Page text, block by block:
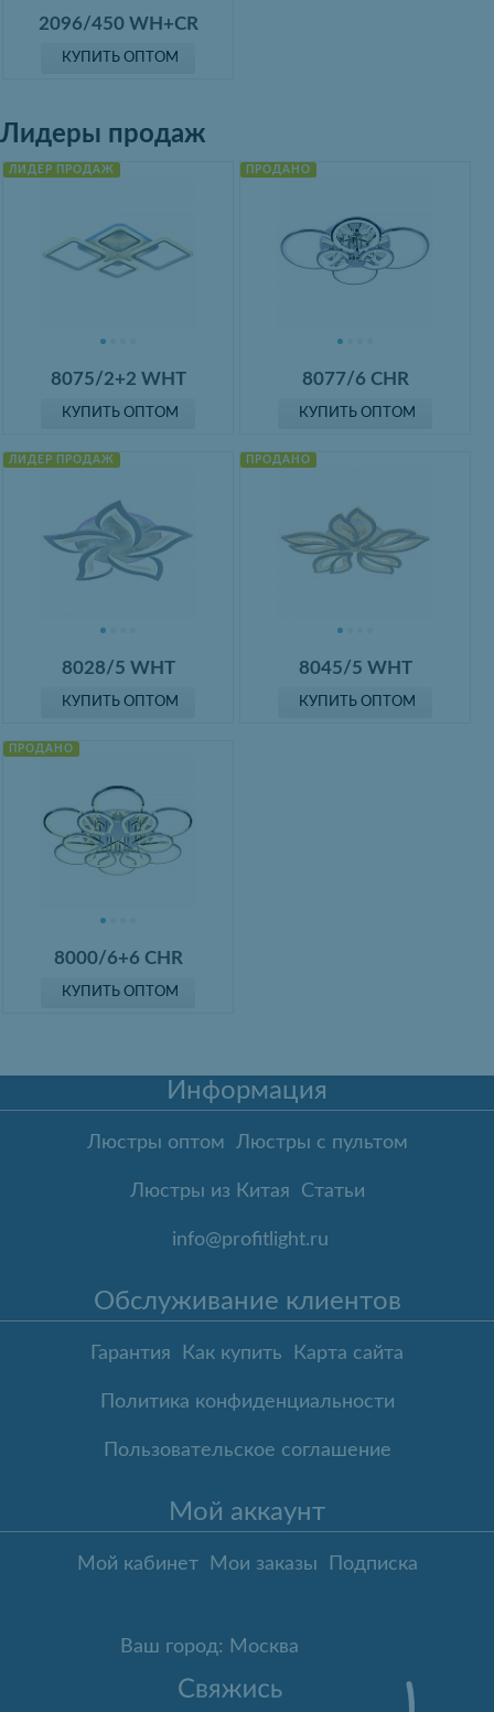
2096/450 WH+CR
КУПИТЬ ОПТОМ
Лидеры продаж
ЛИДЕР ПРОДАЖ
8075/2+2 WHT
КУПИТЬ ОПТОМ
ПРОДАНО
8077/6 CHR
КУПИТЬ ОПТОМ
ЛИДЕР ПРОДАЖ
8028/5 WHT
КУПИТЬ ОПТОМ
ПРОДАНО
8045/5 WHT
КУПИТЬ ОПТОМ
ПРОДАНО
8000/6+6 CHR
КУПИТЬ ОПТОМ
Информация
Люстры оптом Люстры с пультом
Люстры из Китая Статьи
info@profitlight.ru
Обслуживание клиентов
Гарантия Как купить Карта сайта
Политика конфиденциальности
Пользовательское соглашение
Мой аккаунт
Мой кабинет Мои заказы Подписка
Ваш город: Москва